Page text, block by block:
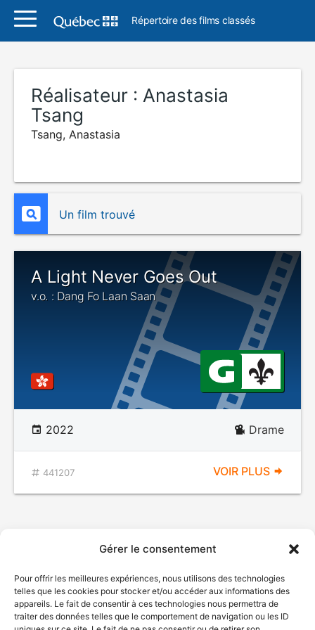
Gérer le consentement
Pour offrir les meilleures expériences, nous utilisons des technologies
telles que les cookies pour stocker et/ou accéder aux informations des
appareils. Le fait de consentir à ces technologies nous permettra de
traiter des données telles que le comportement de navigation ou les ID
Répertoire des films classés
Réalisateur : Anastasia
Tsang
Tsang, Anastasia
Un film trouvé
A Light Never Goes Out
v.o. : Dang Fo Laan Saan
2022 Drame
441207 VOIR PLUS